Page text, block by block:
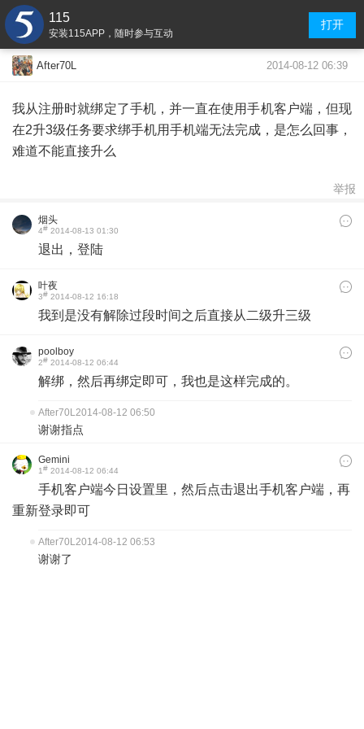
115
安装115APP，随时参与互动
打开
After70L 2014-08-12 06:39
我从注册时就绑定了手机，并一直在使用手机客户端，但现
在2升3级任务要求绑手机用手机端无法完成，是怎么回事，
难道不能直接升么
举报
烟头
4# 2014-08-13 01:30
退出，登陆
叶夜
3# 2014-08-12 16:18
我到是没有解除过段时间之后直接从二级升三级
poolboy
2# 2014-08-12 06:44
解绑，然后再绑定即可，我也是这样完成的。
After70L2014-08-12 06:50
谢谢指点
Gemini
1# 2014-08-12 06:44
手机客户端今日设置里，然后点击退出手机客户端，再
重新登录即可
After70L2014-08-12 06:53
谢谢了